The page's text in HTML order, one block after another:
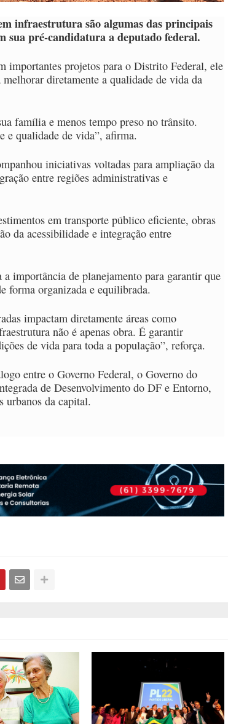
infraestrutura são algumas das principais
sua pré-candidatura a deputado federal.
importantes projetos para o Distrito Federal, ele
diretamente a qualidade de vida da
família e menos tempo preso no trânsito.
e qualidade de vida”, afirma.
iniciativas voltadas para ampliação da
entre regiões administrativas e
em transporte público eficiente, obras
da acessibilidade e integração entre
importância de planejamento para garantir que
forma organizada e equilibrada.
impactam diretamente áreas como
não é apenas obra. É garantir
de vida para toda a população”, reforça.
entre o Governo Federal, o Governo do
de Desenvolvimento do DF e Entorno,
urbanos da capital.